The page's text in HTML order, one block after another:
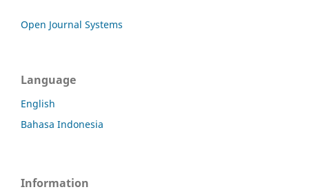
Open Journal Systems
Language
English
Bahasa Indonesia
Information